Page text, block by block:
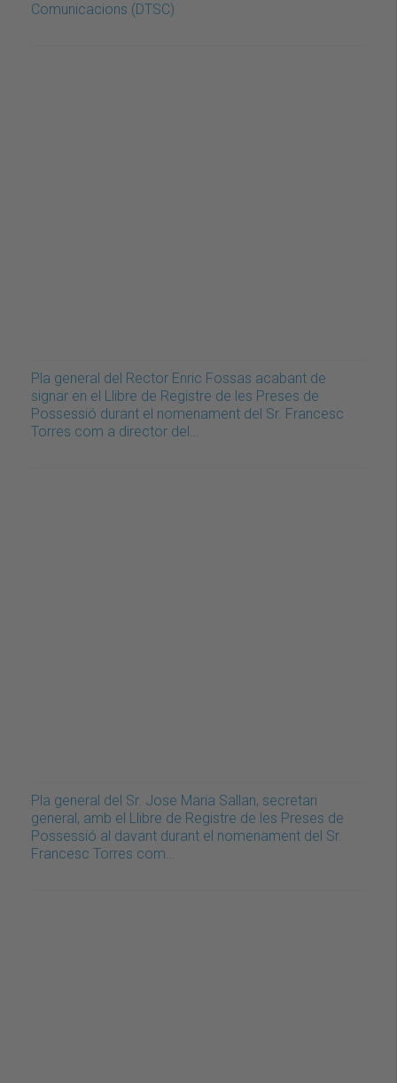
Comunicacions (DTSC)
Pla general del Rector Enric Fossas acabant de
signar en el Llibre de Registre de les Preses de
Possessió durant el nomenament del Sr. Francesc
Torres com a director del…
Pla general del Sr. Jose Maria Sallan, secretari
general, amb el Llibre de Registre de les Preses de
Possessió al davant durant el nomenament del Sr.
Francesc Torres com…